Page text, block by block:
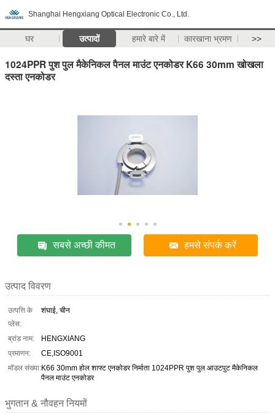
Shanghai Hengxiang Optical Electronic Co., Ltd.
घर उत्पादों हमारे बारे में कारखाना भ्रमण >>
1024PPR पुश पुल मैकेनिकल पैनल माउंट एनकोडर K66 30mm खोखला
दस्ता एनकोडर
सबसे अच्छी कीमत हमसे संपर्क करें
उत्पाद विवरण
उत्पत्ति के
प्लेस:
शंघाई, चीन
ब्रांड नाम:
HENGXIANG
प्रमाणन:
CE,ISO9001
मॉडल संख्या:K66 30mm होल शाफ्ट एनकोडर निर्माता 1024PPR पुश पुल आउटपुट मैकेनिकल
पैनल माउंट एनकोडर
भुगतान & नौवहन नियमों